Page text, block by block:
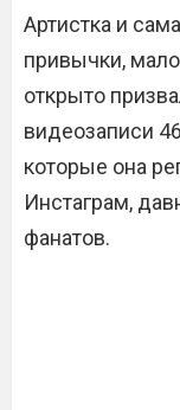
Артистка и
привычки,
открыто
видеозаписи
которые она
Инстаграм,
фанатов.